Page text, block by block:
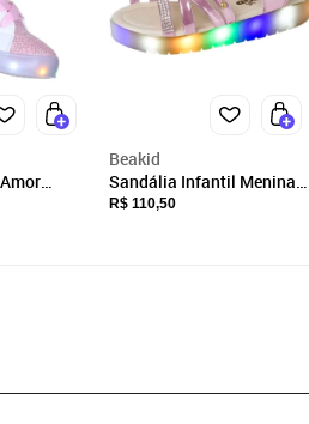
Beakid
Sandália Infantil Menina
Luz Led Luzinha Que
R$ 110,50